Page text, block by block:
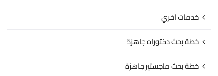
خدمات اخري
خطة بحث دكتوراه جاهزة
خطة بحث ماجستير جاهزة